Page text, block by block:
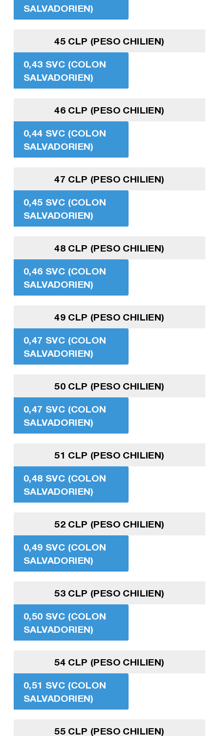
SALVADORIEN)
45 CLP (PESO CHILIEN)
0,43 SVC (COLON
SALVADORIEN)
46 CLP (PESO CHILIEN)
0,44 SVC (COLON
SALVADORIEN)
47 CLP (PESO CHILIEN)
0,45 SVC (COLON
SALVADORIEN)
48 CLP (PESO CHILIEN)
0,46 SVC (COLON
SALVADORIEN)
49 CLP (PESO CHILIEN)
0,47 SVC (COLON
SALVADORIEN)
50 CLP (PESO CHILIEN)
0,47 SVC (COLON
SALVADORIEN)
51 CLP (PESO CHILIEN)
0,48 SVC (COLON
SALVADORIEN)
52 CLP (PESO CHILIEN)
0,49 SVC (COLON
SALVADORIEN)
53 CLP (PESO CHILIEN)
0,50 SVC (COLON
SALVADORIEN)
54 CLP (PESO CHILIEN)
0,51 SVC (COLON
SALVADORIEN)
55 CLP (PESO CHILIEN)